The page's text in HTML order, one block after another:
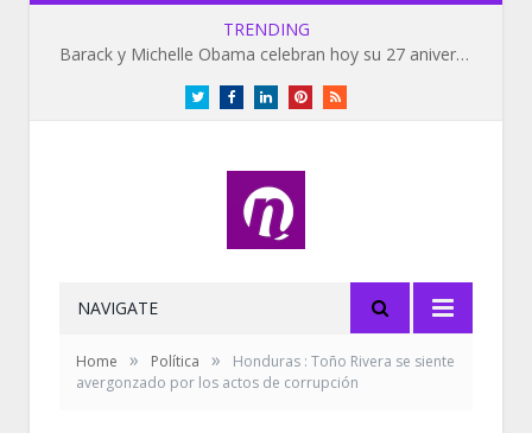
TRENDING
Barack y Michelle Obama celebran hoy su 27 aniversario de bodas
TwitterFacebookLinkedInPinterestRSS
NAVIGATE
Home » Política »
Honduras : Toño Rivera se siente
avergonzado por los actos de corrupción